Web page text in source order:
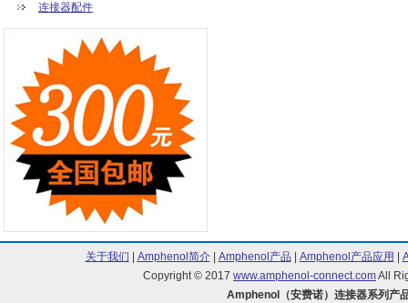
连接器配件
关于我们 Amphenol简介| Amphenol产品 Amphenol产品应用
Copyright © 2017 www.amphenol-connect.comAll
Amphenol（安费诺）连接器系列产